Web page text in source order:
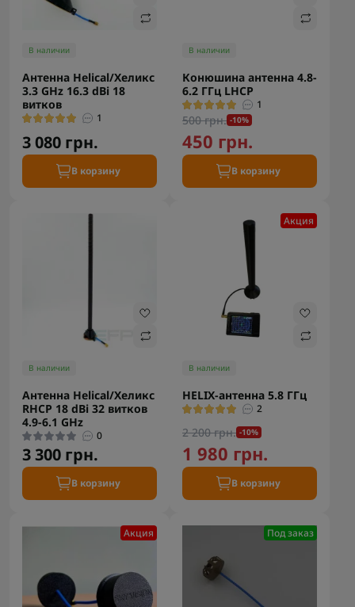
В наличии
Антенна Helical/Хеликс
3.3 GHz 16.3 dBi 18
витков
1
3 080 грн.
В корзину
В наличии
Конюшина антенна 4.8-
6.2 ГГц LHCP
1
500 грн. -10%
450 грн.
В корзину
В наличии
Антенна Helical/Хеликс
RHCP 18 dBi 32 витков
4.9-6.1 GHz
0
3 300 грн.
В корзину
Акция
В наличии
HELIX-антенна 5.8 ГГц
2
2 200 грн. -10%
1 980 грн.
В корзину
Акция Под заказ